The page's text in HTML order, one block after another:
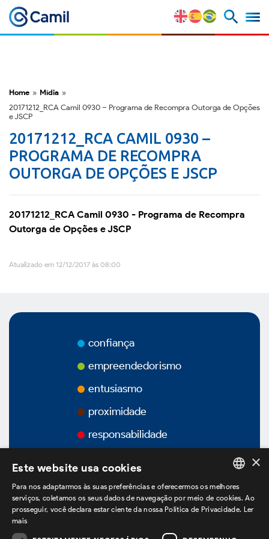
Estratégia e Vantagens
Competitivas
Fatores de Risco
ESG
Prêmios
Podcasts
Governança Corporativa
Visão Geral
Estatuto Social
Home » Mídia »
20171212_RCA Camil 0930 – Programa de Recompra Outorga de Opções
e JSCP
20171212_RCA CAMIL 0930 –
PROGRAMA DE RECOMPRA
OUTORGA DE OPÇÕES E JSCP
20171212_RCA Camil 0930 - Programa de Recompra
Outorga de Opções e JSCP
Atualizado em 12/12/2017 às 08:00
confiança
empreendedorismo
entusiasmo
proximidade
responsabilidade
PORTUGUESE
×
Este website usa cookies
Para nos adaptarmos às suas preferências e oferecermos os melhores
serviços, coletamos os seus dados de navegação por meio de cookies. Ao
prosseguir, você declara estar ciente da nossa Política de Privacidade. Ler
mais